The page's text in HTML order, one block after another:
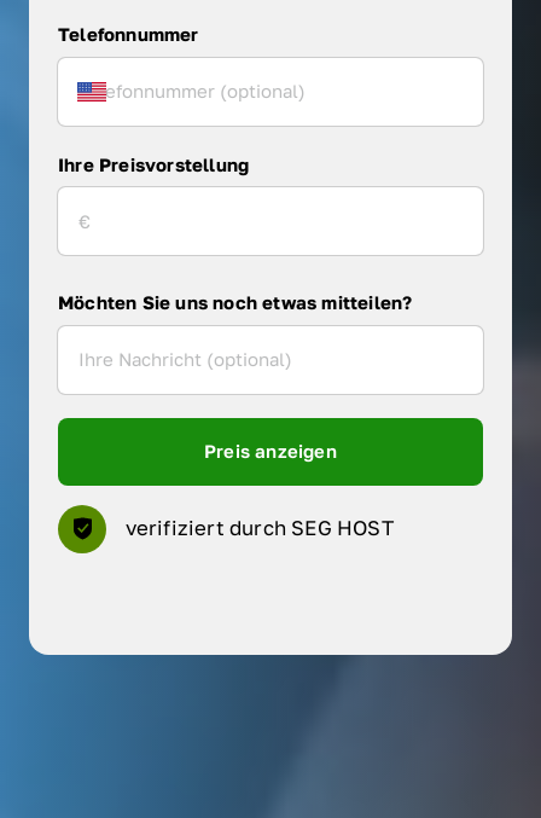
Telefonnummer
Ihre Preisvorstellung
Möchten Sie uns noch etwas mitteilen?
Preis anzeigen
verifiziert durch SEG HOST